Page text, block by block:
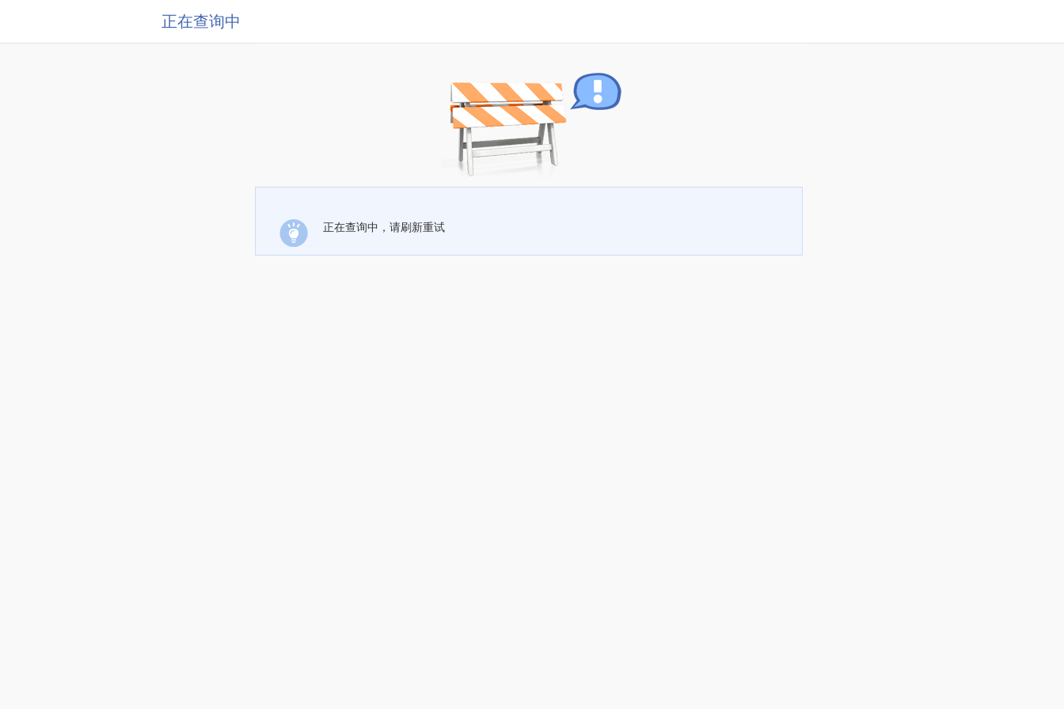
正在查询中
正在查询中，请刷新重试